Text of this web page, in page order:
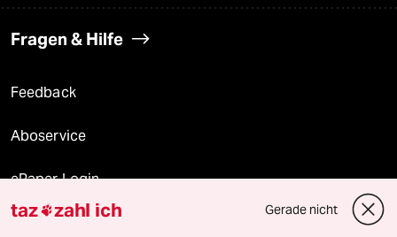
Fragen & Hilfe
Feedback
Aboservice
ePaper Login
Downloads für Abonnierende
taz zahl ich Gerade nicht